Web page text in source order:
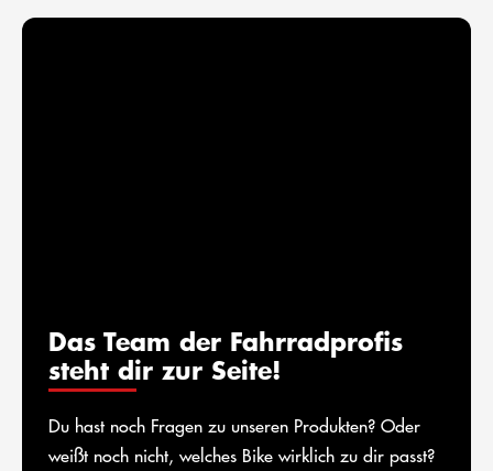
Das Team der Fahrradprofis
steht dir zur Seite!
Du hast noch Fragen zu unseren Produkten? Oder
weißt noch nicht, welches Bike wirklich zu dir passt?